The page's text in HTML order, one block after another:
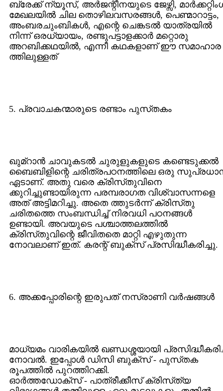
ബ്രേക്ക്‌ ന്യൂസ്‌, അര്‍ജന്റീനയുടെ ജേഴ്സി,
മേഖലയില്‍ ചില തൊഴിലവസരങ്ങള്‍, പെണ്മാറാട്ടം,
അംബരചുംബികള്‍, എന്റെ ചെങ്കടല്‍ യാത്രയില്‍
നിന്ന് ഒരധ്യായം, രണ്ടുപട്ടാളക്കാര്‍ മറ്റൊരു
അറബിക്കഥയില്‍, എന്നീ കഥകളാണ്‌ ഈ സമാഹാര
ത്തിലുള്ളത്‌
5. പ്രവാചകന്മാരുടെ രണ്ടാം പുസ്‌തകം
ഖുമ്‌റാന്‍ ചാവുകടല്‍ ചുരുളുകളുടെ കണ്ടെടുക്കല്‍
ബൈബിളിന്റെ ചരിത്രപഠനത്തിലെ ഒരു
ഏടാണ്‌. അതു വരെ ക്രിസ്‌തുവിനെ
ക്കുറിച്ചുണ്ടായിരുന്ന പരമ്പരാഗത വിശ്വാസന്നളെ
അത്‌ അട്ടിമറിച്ചു. അതെ ത്തുടര്‍ന്ന് ക്രിസ്‌തു
ചരിതത്തെ സംബന്ധിച്ച്‌ നിരവധി പഠനങ്ങള്‍
ഉണ്ടായി. അവയുടെ പശ്ചാത്തലത്തില്‍
ക്രിസ്‌തുവിന്റെ ജീവിതതെ മാറ്റി എഴുതുന്ന
നോവലാണ്‌ ഇത്‌. കരന്റ്‌ ബുക്സ്‌ പ്രസിദ്ധീകരിച്ചു.
6. അക്കപ്പോരിന്റെ ഇരുപത്‌ നസ്രാണി വര്‍ഷങ്ങള്‍
മാധ്യമം വാരികയില്‍ ഖണ്ഡശ്ശയായി
നോവല്‍. ഇപ്പോള്‍ ഡിസി ബുക്സ്‌ - പുസ്‌തക
രൂപത്തില്‍ പുറത്തിറക്കി.
ഓര്‍ത്തഡോക്‌സ്‌ - പാത്രീക്കീസ്‌ ക്രിസ്‌ത്യ